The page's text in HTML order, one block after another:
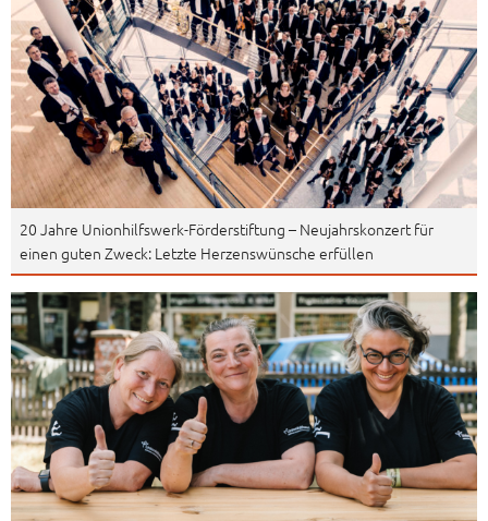
20 Jahre Unionhilfswerk-Förderstiftung – Neujahrskonzert für
einen guten Zweck: Letzte Herzenswünsche erfüllen